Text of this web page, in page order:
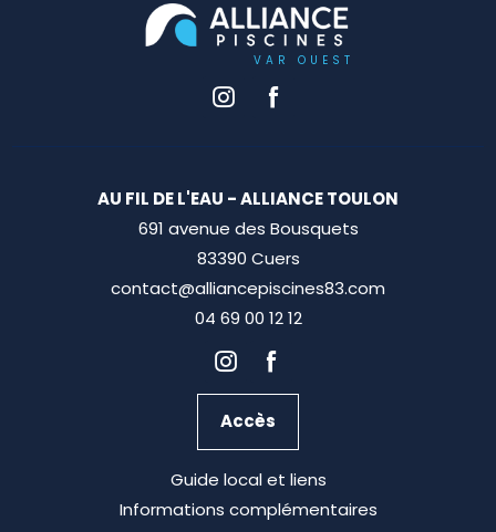
AU FIL DE L'EAU - ALLIANCE TOULON
691 avenue des Bousquets
83390 Cuers
contact@alliancepiscines83.com
04 69 00 12 12
Accès
Guide local et liens
Informations complémentaires